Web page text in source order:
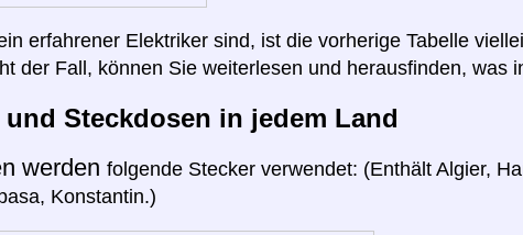
erfahrener Elektriker sind, ist die vorherige Tabelle
der Fall, können Sie weiterlesen und herausfinden, was
und Steckdosen in jedem Land
werden folgende Stecker verwendet: (Enthält Algier,
Konstantin.)